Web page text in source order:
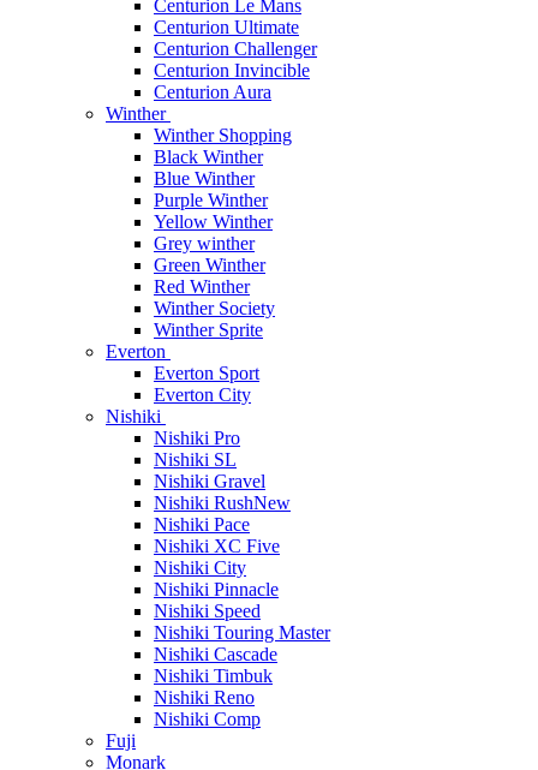
Centurion Le Mans
Centurion Ultimate
Centurion Challenger
Centurion Invincible
Centurion Aura
Winther
Winther Shopping
Black Winther
Blue Winther
Purple Winther
Yellow Winther
Grey winther
Green Winther
Red Winther
Winther Society
Winther Sprite
Everton
Everton Sport
Everton City
Nishiki
Nishiki Pro
Nishiki SL
Nishiki Gravel
Nishiki RushNew
Nishiki Pace
Nishiki XC Five
Nishiki City
Nishiki Pinnacle
Nishiki Speed
Nishiki Touring Master
Nishiki Cascade
Nishiki Timbuk
Nishiki Reno
Nishiki Comp
Fuji
Monark